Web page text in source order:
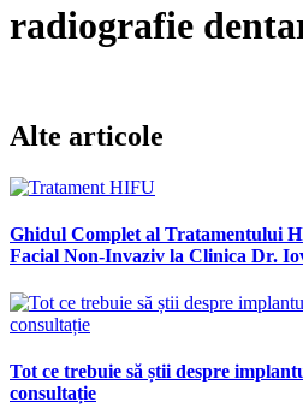
radiografie
Alte articole
Ghidul Complet al Tratamentului
Facial Non-Invaziv la Clinica Dr.
Tot ce trebuie să știi despre
consultație